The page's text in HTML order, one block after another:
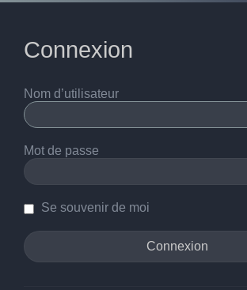
Connexion
Nom d’utilisateur
Mot de passe
Se souvenir de moi